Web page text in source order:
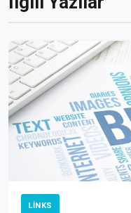
LINKS